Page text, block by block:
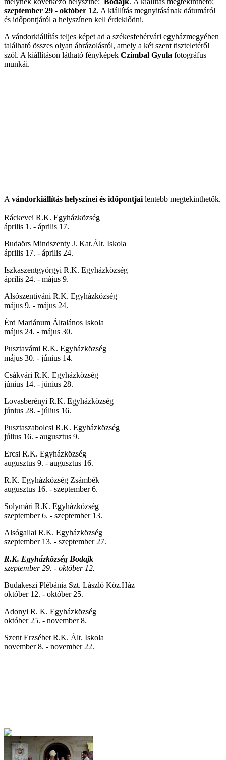
szeptember 29 - október 12. A kiállítás megnyitásának dátumáról
és időpontjáról a helyszínen kell érdeklődni.
A vándorkiállítás teljes képet ad a székesfehérvári egyházmegyében
található összes olyan ábrázolásról, amely a két szent tiszteletéről
szól. A kiállításon látható fényképek Czimbal Gyula fotográfus
munkái.
A vándorkiállítás helyszínei és időpontjai lentebb megtekinthetők.
Ráckevei R.K. Egyházközség
április 1. - április 17.
Budaörs Mindszenty J. Kat.Ált. Iskola
április 17. - április 24.
Iszkaszentgyörgyi R.K. Egyházközség
április 24. - május 9.
Alsószentiváni R.K. Egyházközség
május 9. - május 24.
Érd Mariánum Általános Iskola
május 24. - május 30.
Pusztavámi R.K. Egyházközség
május 30. - június 14.
Csákvári R.K. Egyházközség
június 14. - június 28.
Lovasberényi R.K. Egyházközség
június 28. - július 16.
Pusztaszabolcsi R.K. Egyházközség
július 16. - augusztus 9.
Ercsi R.K. Egyházközség
augusztus 9. - augusztus 16.
R.K. Egyházközség Zsámbék
augusztus 16. - szeptember 6.
Solymári R.K. Egyházközség
szeptember 6. - szeptember 13.
Alsógallai R.K. Egyházközség
szeptember 13. - szeptember 27.
R.K. Egyházközség Bodajk
szeptember 29. - október 12.
Budakeszi Plébánia Szt. László Köz.Ház
október 12. - október 25.
Adonyi R. K. Egyházközség
október 25. - november 8.
Szent Erzsébet R.K. Ált. Iskola
november 8. - november 22.